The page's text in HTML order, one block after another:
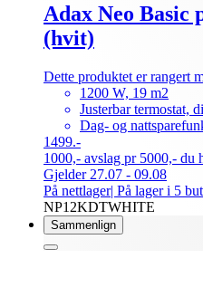
Adax Neo Basic
(hvit)
Dette produktet er rangert
1200 W, 19 m2
Justerbar termostat,
Dag- og
1499.-
1000,- avslag pr 5000,- du
Gjelder 27.07 - 09.08
På nettlager| På lager i 5
NP12KDTWHITE
Sammenlign